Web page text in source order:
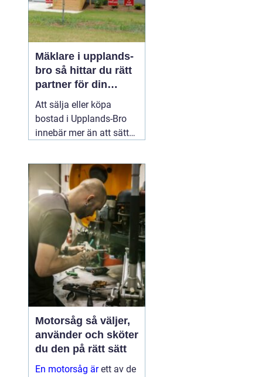
Mäklare i upplands-
bro så hittar du rätt
partner för din
bostadsaffär
Att sälja eller köpa
bostad i Upplands-Bro
innebär mer än att sätta
annons. Marknaden rör
sig snabbt, varje område
har sina egna
förutsättningar och små
detaljer kan göra stor
skillnad för slutpriset. En
02 augusti 2026
Motorsåg så väljer,
använder och sköter
du den på rätt sätt
En motorsåg ärett av de